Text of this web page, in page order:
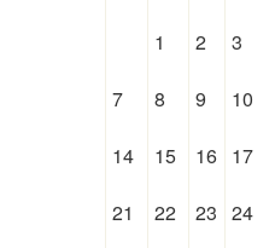
1 2 3
7 8 9 10
14 15 16 17
21 22 23 24